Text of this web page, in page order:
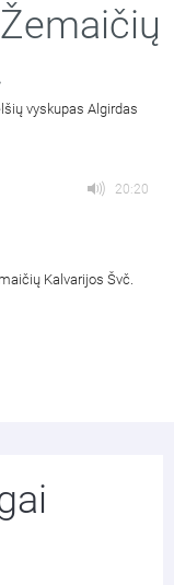
vyskupas Algirdas
20:20
Kalvarijos Švč.